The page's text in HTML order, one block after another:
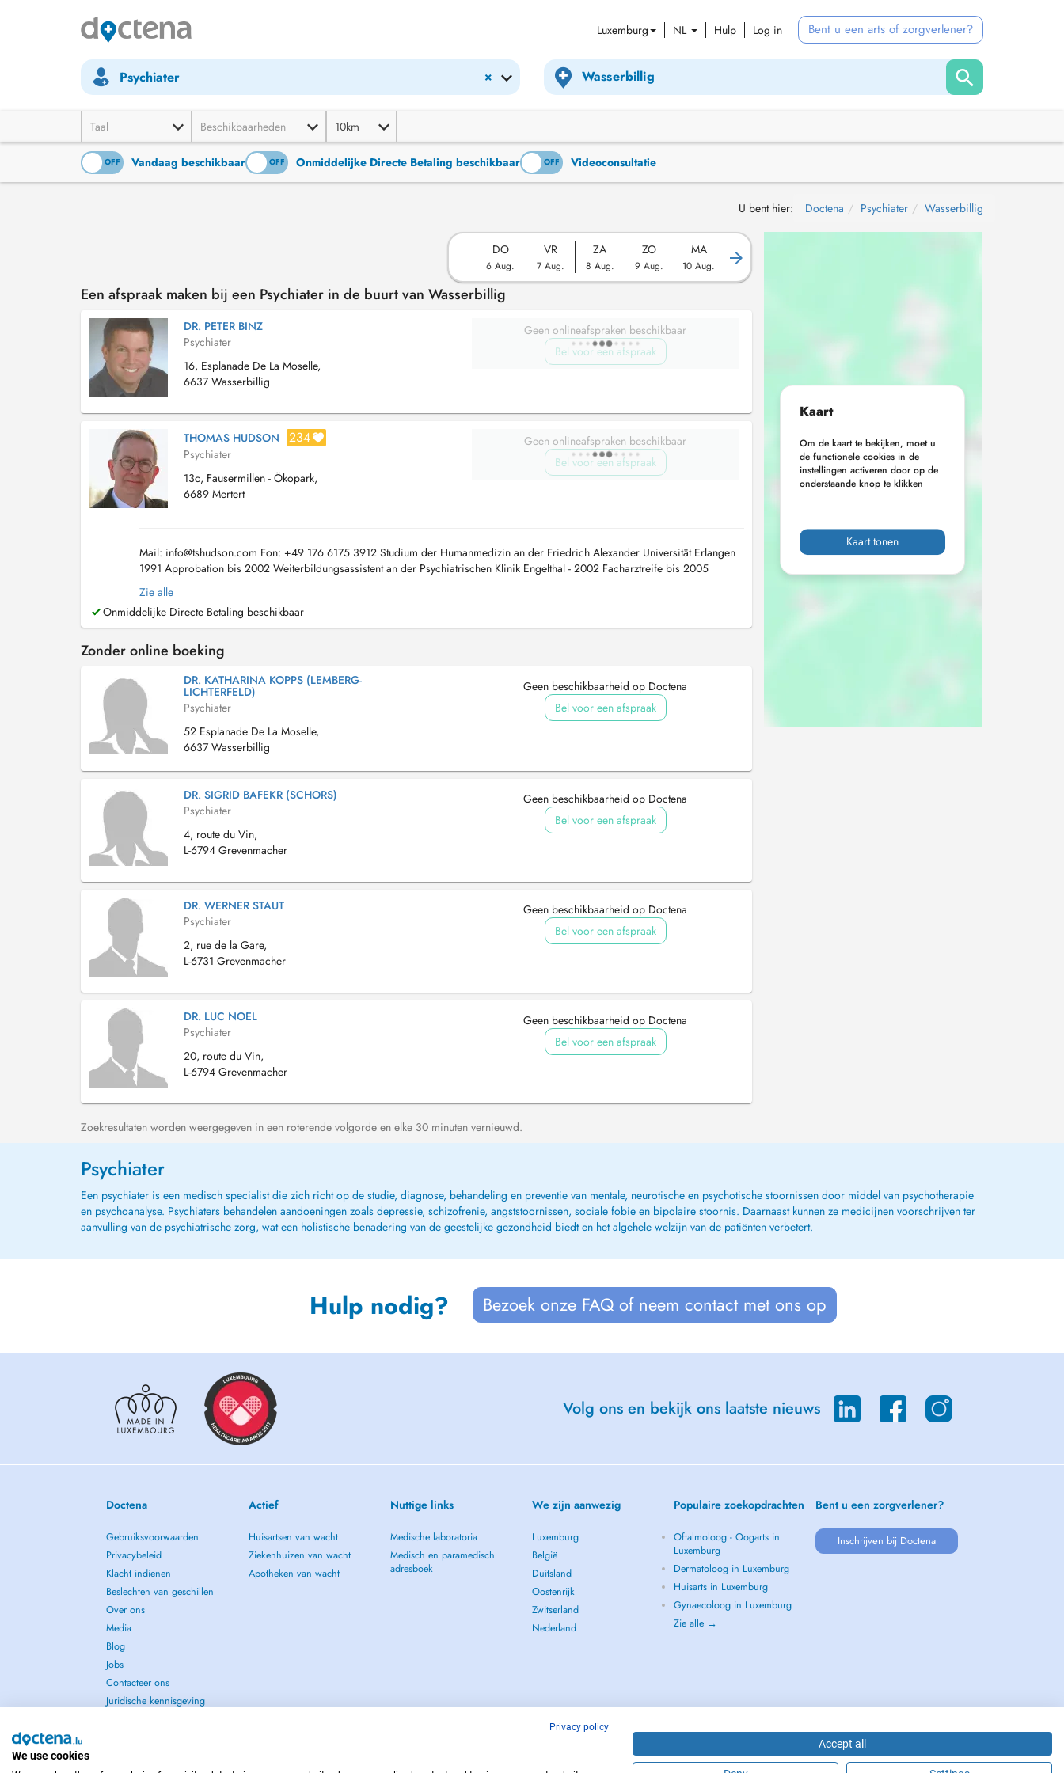
Luxemburg NL Hulp Log in Bent u een arts of zorgverlener?
×
Psychiater
Taal Beschikbaarheden 10km
OFF Vandaag beschikbaar
ON OFF Onmiddelijke Directe Betaling beschikbaar
ON OFF Videoconsultatie
U bent hier: Doctena Psychiater Wasserbillig
DO
6 Aug.
VR
7 Aug.
ZA
8 Aug.
ZO
9 Aug.
MA
10 Aug.
Een afspraak maken bij een Psychiater in de buurt van Wasserbillig
DR. PETER BINZ
Psychiater
16, Esplanade De La Moselle,
6637 Wasserbillig
Geen onlineafspraken beschikbaar
Bel voor een afspraak
THOMAS HUDSON 234
Psychiater
13c, Fausermillen - Ökopark,
6689 Mertert
Geen onlineafspraken beschikbaar
Bel voor een afspraak
Mail: info@tshudson.com Fon: +49 176 6175 3912 Studium der Humanmedizin an der Friedrich Alexander Universität Erlangen
1991 Approbation bis 2002 Weiterbildungsassistent an der Psychiatrischen Klinik Engelthal - 2002 Facharztreife bis 2005
Krankenhaus Rummelsberg, Abteilung für Neurologi...
Zie alle
Onmiddelijke Directe Betaling beschikbaar
Zonder online boeking
DR. KATHARINA KOPPS (LEMBERG-
LICHTERFELD)
Psychiater
52 Esplanade De La Moselle,
6637 Wasserbillig
Geen beschikbaarheid op Doctena
Bel voor een afspraak
DR. SIGRID BAFEKR (SCHORS)
Psychiater
4, route du Vin,
L-6794 Grevenmacher
Geen beschikbaarheid op Doctena
Bel voor een afspraak
DR. WERNER STAUT
Psychiater
2, rue de la Gare,
L-6731 Grevenmacher
Geen beschikbaarheid op Doctena
Bel voor een afspraak
DR. LUC NOEL
Psychiater
20, route du Vin,
L-6794 Grevenmacher
Geen beschikbaarheid op Doctena
Bel voor een afspraak
Zoekresultaten worden weergegeven in een roterende volgorde en elke 30 minuten vernieuwd.
Kaart
Om de kaart te bekijken, moet u
de functionele cookies in de
instellingen activeren door op de
onderstaande knop te klikken
Kaart tonen
Psychiater
Een psychiater is een medisch specialist die zich richt op de studie, diagnose, behandeling en preventie van mentale, neurotische en psychotische stoornissen door middel van psychotherapie
en psychoanalyse. Psychiaters behandelen aandoeningen zoals depressie, schizofrenie, angststoornissen, sociale fobie en bipolaire stoornis. Daarnaast kunnen ze medicijnen voorschrijven ter
aanvulling van de psychiatrische zorg, wat een holistische benadering van de geestelijke gezondheid biedt en het algehele welzijn van de patiënten verbetert.
Hulp nodig? Bezoek onze FAQ of neem contact met ons op
Volg ons en bekijk ons laatste nieuws
Doctena
Gebruiksvoorwaarden
Privacybeleid
Klacht indienen
Beslechten van geschillen
Over ons
Media
Blog
Jobs
Contacteer ons
Juridische kennisgeving
Actief
Huisartsen van wacht
Ziekenhuizen van wacht
Apotheken van wacht
Nuttige links
Medische laboratoria
Medisch en paramedisch
adresboek
We zijn aanwezig
Luxemburg
België
Duitsland
Oostenrijk
Zwitserland
Nederland
Populaire zoekopdrachten
Oftalmoloog - Oogarts in
Luxemburg
Dermatoloog in Luxemburg
Huisarts in Luxemburg
Gynaecoloog in Luxemburg
Zie alle →
Bent u een zorgverlener?
Inschrijven bij Doctena
Privacy policy
We use cookies
Accept all